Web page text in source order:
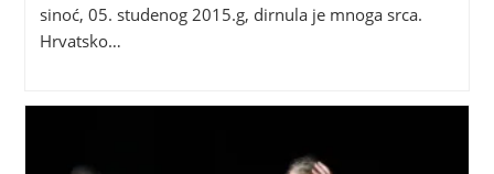
sinoć, 05. studenog 2015.g, dirnula je mnoga srca.
Hrvatsko…